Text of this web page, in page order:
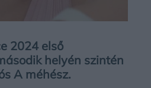
2024 első
helyén szintén
A méhész.